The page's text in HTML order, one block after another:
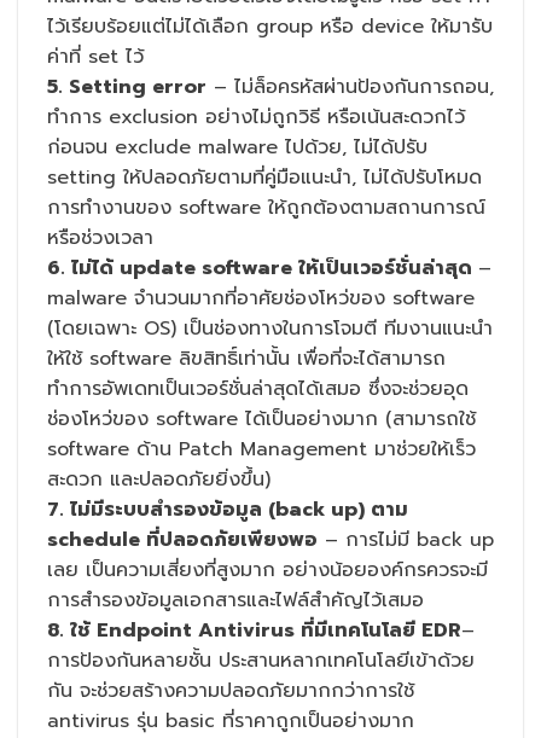
ไว้เรียบร้อยแต่ไม่ได้เลือก group หรือ device ให้มารับ
ค่าที่ set ไว้
5. Setting error – ไม่ล็อครหัสผ่านป้องกันการถอน,
ทำการ exclusion อย่างไม่ถูกวิธี หรือเน้นสะดวกไว้
ก่อนจน exclude malware ไปด้วย, ไม่ได้ปรับ
setting ให้ปลอดภัยตามที่คู่มือแนะนำ, ไม่ได้ปรับโหมด
การทำงานของ software ให้ถูกต้องตามสถานการณ์
หรือช่วงเวลา
6. ไม่ได้ update software ให้เป็นเวอร์ชั่นล่าสุด –
malware จำนวนมากที่อาศัยช่องโหว่ของ software
(โดยเฉพาะ OS) เป็นช่องทางในการโจมตี ทีมงานแนะนำ
ให้ใช้ software ลิขสิทธิ์เท่านั้น เพื่อที่จะได้สามารถ
ทำการอัพเดทเป็นเวอร์ชั่นล่าสุดได้เสมอ ซึ่งจะช่วยอุด
ช่องโหว่ของ software ได้เป็นอย่างมาก (สามารถใช้
software ด้าน Patch Management มาช่วยให้เร็ว
สะดวก และปลอดภัยยิ่งขึ้น)
7. ไม่มีระบบสำรองข้อมูล (back up) ตาม
schedule ที่ปลอดภัยเพียงพอ – การไม่มี back up
เลย เป็นความเสี่ยงที่สูงมาก อย่างน้อยองค์กรควรจะมี
การสำรองข้อมูลเอกสารและไฟล์สำคัญไว้เสมอ
8. ใช้ Endpoint Antivirus ที่มีเทคโนโลยี EDR–
การป้องกันหลายชั้น ประสานหลากเทคโนโลยีเข้าด้วย
กัน จะช่วยสร้างความปลอดภัยมากกว่าการใช้
antivirus รุ่น basic ที่ราคาถูกเป็นอย่างมาก